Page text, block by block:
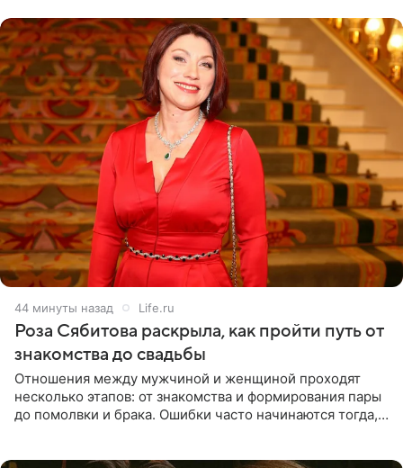
44 минуты назад Life.ru
Роза Сябитова раскрыла, как пройти путь от
знакомства до свадьбы
Отношения между мужчиной и женщиной проходят
несколько этапов: от знакомства и формирования пары
до помолвки и брака. Ошибки часто начинаются тогда,